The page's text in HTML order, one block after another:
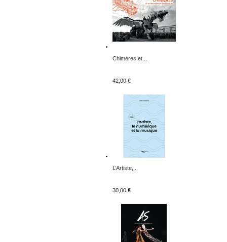
Chimères et...
42,00 €
L’Artiste,...
30,00 €